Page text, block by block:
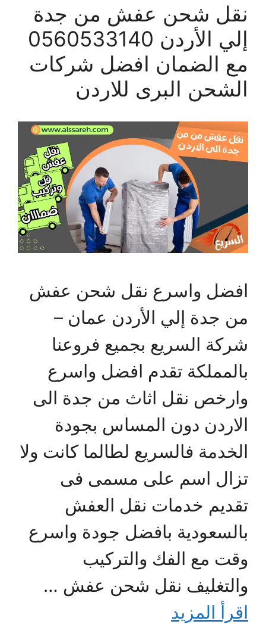
نقل شحن عفش من جدة
إلي الأردن 0560533140
مع الضمان افضل شركات
الشحن البرى للاردن
افضل واسرع نقل شحن عفش
من جدة إلي الأردن عمان –
شركة السريع بجميع فروعنا
بالمملكة تقدم افضل واسرع
وارخص نقل اثاث من جدة الى
الاردن دون المساس بجودة
الخدمة فالسريع لطالما كانت ولا
تزال اسم على مسمى فى
تقديم خدمات نقل العفش
بالسعودية بافضل جودة واسرع
وقت مع الفك والتركيب
والتغليف نقل شحن عفش …
اقرأ المزيد